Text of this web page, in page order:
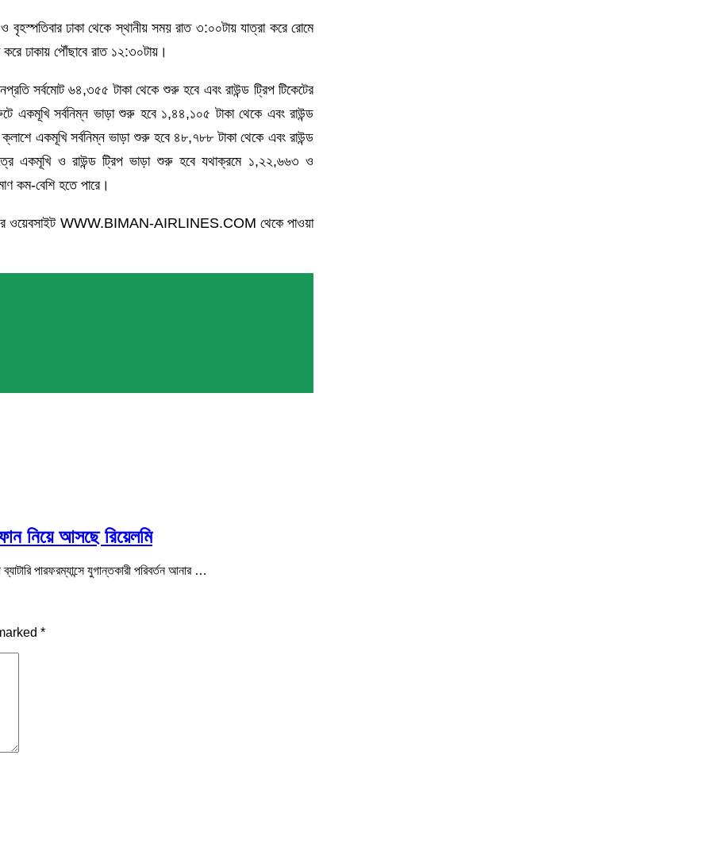
ঢাকা থেকে স্থানীয় সময় রাত ৩:০০টায় যাত্রা করে রোমে
ঢাকায় পৌঁছাবে রাত ১২:৩০টায়।
সর্বমোট ৬৪,৩৫৫ টাকা থেকে শুরু হবে এবং রাউন্ড ট্রিপ টিকেটের
একমূখি সর্বনিম্ন ভাড়া শুরু হবে ১,৪৪,১০৫ টাকা থেকে এবং রাউন্ড
একমূখি সর্বনিম্ন ভাড়া শুরু হবে ৪৮,৭৮৮ টাকা থেকে এবং রাউন্ড
একমূখি ও রাউন্ড ট্রিপ ভাড়া শুরু হবে যথাক্রমে ১,২২,৬৬৩ ও
কম-বেশি হতে পারে।
এর ওয়েবসাইট WWW.BIMAN-AIRLINES.COM থেকে পাওয়া
নিয়ে আসছে রিয়েলমি
পারফরম্যান্সে যুগান্তকারী পরিবর্তন আনার …
*